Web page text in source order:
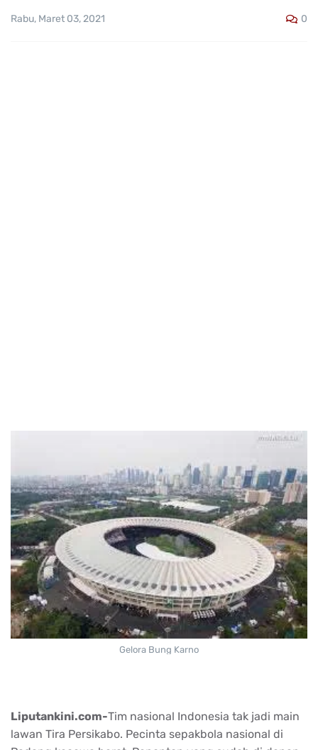
Rabu, Maret 03, 2021 0
Gelora Bung Karno
Liputankini.com-Tim nasional Indonesia tak jadi main
lawan Tira Persikabo. Pecinta sepakbola nasional di